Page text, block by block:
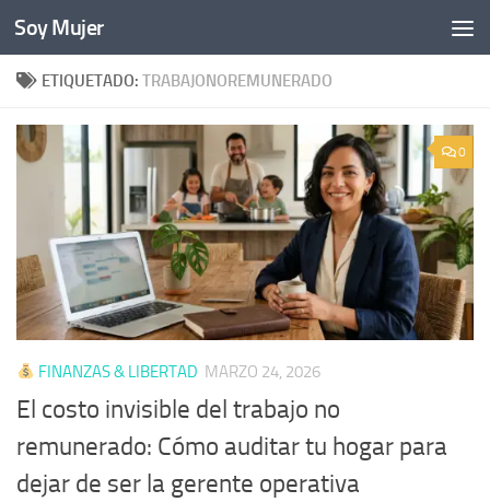
Bajo el contenido
Soy Mujer
ETIQUETADO: TRABAJONOREMUNERADO
0
FINANZAS & LIBERTAD MARZO 24, 2026
El costo invisible del trabajo no
remunerado: Cómo auditar tu hogar para
dejar de ser la gerente operativa